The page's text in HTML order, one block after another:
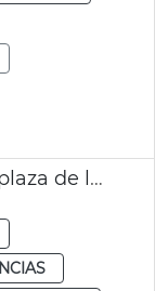
Exposición Nino Bravo en la plaza de la Reina